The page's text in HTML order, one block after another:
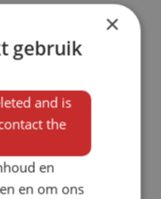
×
gebruik
and is
the
en
en om ons